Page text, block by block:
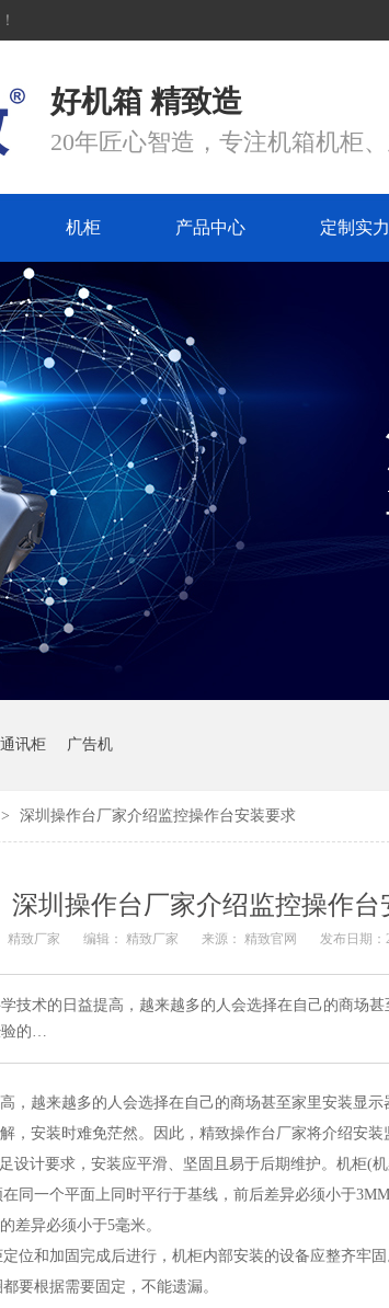
好机箱 精致造
20年匠心智造，专注机箱机柜
机柜 产品中心 定制实力
通讯柜 广告机
> 深圳操作台厂家介绍监控操作台安装要求
深圳操作台厂家介绍监控操作台
精致厂家 编辑： 精致厂家 来源： 精致官网 发布日期：
技术的日益提高，越来越多的人会选择在自己的商场
验的…
，越来越多的人会选择在自己的商场甚至家里安装显
，安装时难免茫然。因此，精致操作台厂家将介绍安装
设计要求，安装应平滑、坚固且易于后期维护。机柜(
同一个平面上同时平行于基线，前后差异必须小于
差异必须小于5毫米。
位和加固完成后进行，机柜内部安装的设备应整齐牢固
要根据需要固定，不能遗漏。